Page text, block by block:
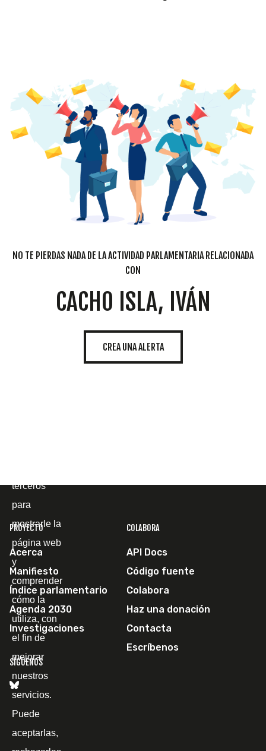
NO TE PIERDAS NADA DE LA ACTIVIDAD PARLAMENTARIA RELACIONADA
CON
CACHO ISLA, IVÁN
CREA UNA ALERTA
PROYECTO
Acerca
Manifiesto
Índice parlamentario
Agenda 2030
Investigaciones
COLABORA
API Docs
Código fuente
Colabora
Haz una donación
Contacta
Escríbenos
SÍGUENOS
terceros
para
mostrarle la
página web
y
comprender
cómo la
utiliza, con
el fin de
mejorar
nuestros
servicios.
Puede
aceptarlas,